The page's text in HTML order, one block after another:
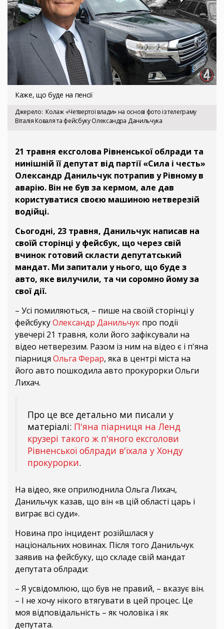
Каже, що буде на пенсії
Джерело Колаж «Четвертої влади» на основі фото із телеграму
Віталія Коваля та фейсбуку Олександра Данильчука
21 травня ексголова Рівненської облради та
нинішній її депутат від партії «Сила і честь»
Олександр Данильчук потрапив у Рівному в
аварію. Він не був за кермом, але дав
користуватися своєю машиною нетверезій
водійці.
Сьогодні, 23 травня, Данильчук написав на
своїй сторінці у фейсбук, що через свій
вчинок готовий скласти депутатський
мандат. Ми запитали у нього, що буде з
авто, яке вилучили, та чи соромно йому за
свої дії.
– Усі помиляються, – пише на своїй сторінці у
фейсбукуОлександр Данильчук про події
увечері 21 травня, коли його зафіксували на
відео нетверезим. Разом із ним на відео є і п'яна
піарниця Ольга Ферар, яка в центрі міста на
його авто пошкодила авто прокурорки Ольги
Лихач.
Про це все детально ми писали у
матеріалі: П'яна піарниця на Ленд
крузері такого ж п'яного ексголови
Рівненської облради в'їхала у Хонду
прокурорки.
На відео, яке оприлюднила Ольга Лихач,
Данильчук казав, що він «в цій області царь і
виграє всі суди».
Новина про інцидент розійшлася у
національних новинах. Після того Данильчук
заявив на фейсбуку, що складе свій мандат
депутата облради:
– Я усвідомлюю, що був не правий, – вказує він.
– І не хочу нікого втягувати в цей процес. Це
моя відповідальність – як чоловіка і як
депутата.